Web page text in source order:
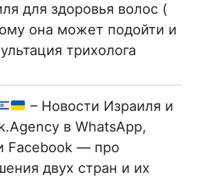
для здоровья волос (
трихолога
– Новости Израиля и
в WhatsApp,
Facebook — про
двух стран и их